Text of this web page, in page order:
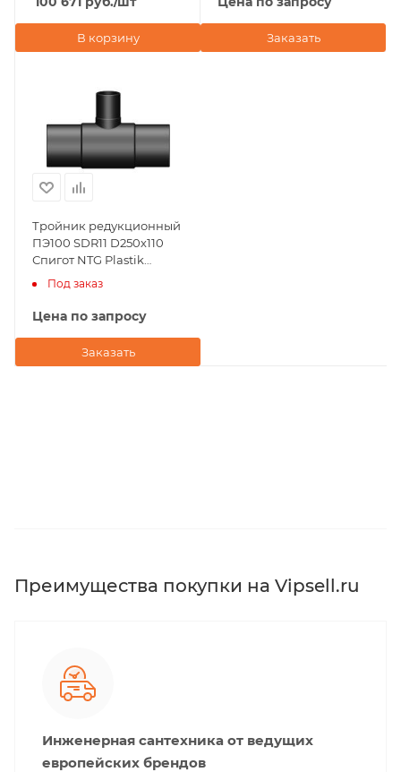
В корзину Заказать
Тройник редукционный
ПЭ100 SDR11 D250х110
Спигот NTG Plastik
(Турция)
Под заказ
Цена по запросу
Заказать
Преимущества покупки на Vipsell.ru
Инженерная сантехника от ведущих
европейских брендов